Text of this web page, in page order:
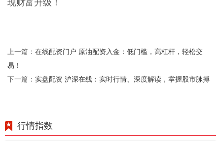
现财富升级！
上一篇： 在线配资门户 原油配资入金：低门槛，高杠杆，轻松交
易！
下一篇： 实盘配资 沪深在线：实时行情、深度解读，掌握股市脉搏
行情指数